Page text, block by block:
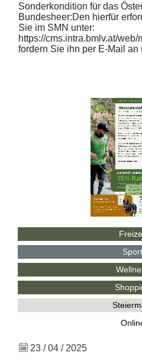
Sonderkondition für das
Bundesheer:Den hierfür
Sie im SMN unter:
https://cms.intra.bmlv.at/
fordern Sie ihn per E-Mail an
Sport
23 / 04 / 2025